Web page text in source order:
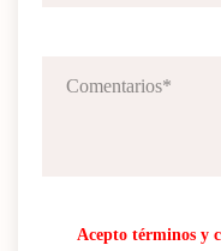
Acepto términos y